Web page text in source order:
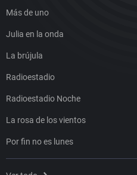
Más de uno
Julia en la onda
La brújula
Radioestadio
Radioestadio Noche
La rosa de los vientos
Por fin no es lunes